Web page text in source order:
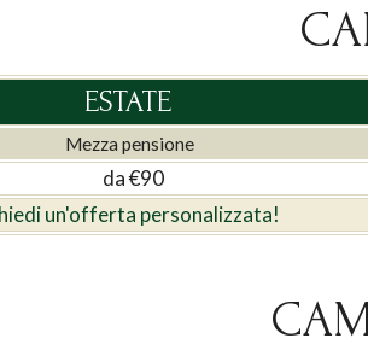
ESTATE
Mezza pensione
da €90
un'offerta personalizzata!